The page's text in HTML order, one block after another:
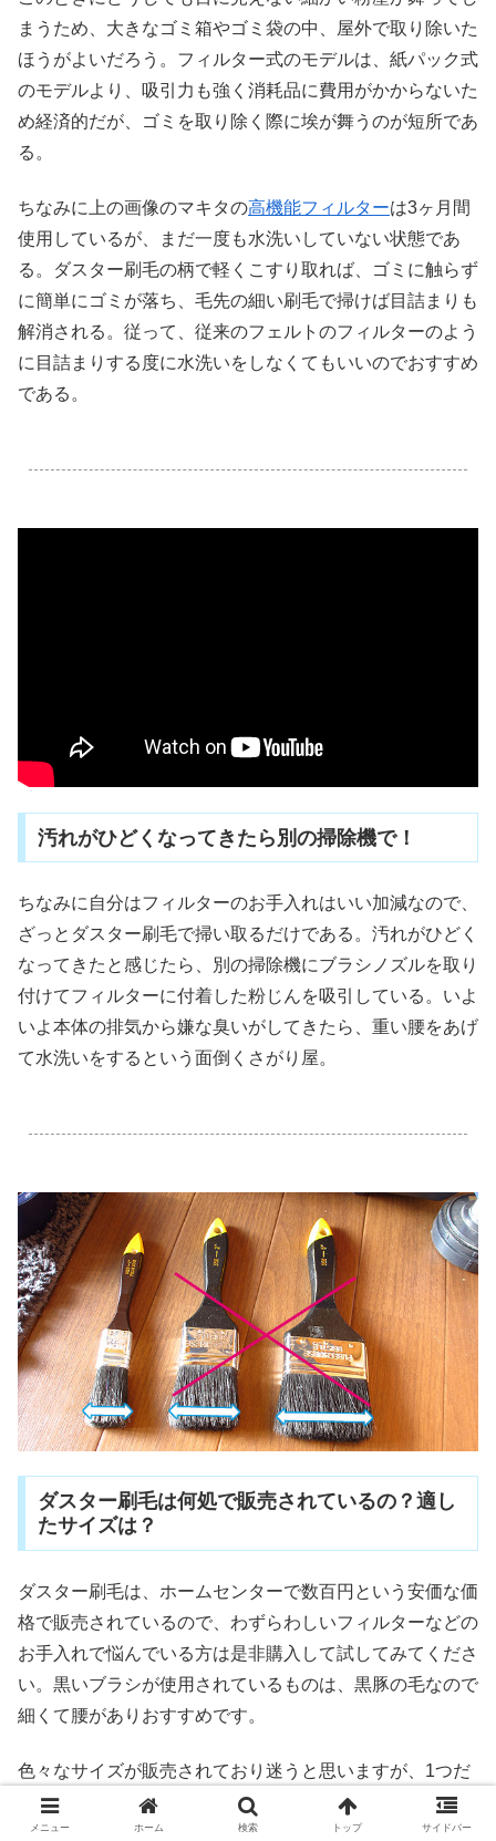
まうため、大きなゴミ箱やゴミ袋の中、屋外で取り除いた
ほうがよいだろう。フィルター式のモデルは、紙パック式
のモデルより、吸引力も強く消耗品に費用がかからないた
め経済的だが、ゴミを取り除く際に埃が舞うのが短所であ
る。
ちなみに上の画像のマキタの高機能フィルターは3ヶ月間
使用しているが、まだ一度も水洗いしていない状態であ
る。ダスター刷毛の柄で軽くこすり取れば、ゴミに触らず
に簡単にゴミが落ち、毛先の細い刷毛で掃けば目詰まりも
解消される。従って、従来のフェルトのフィルターのよう
に目詰まりする度に水洗いをしなくてもいいのでおすすめ
である。
汚れがひどくなってきたら別の掃除機で！
ちなみに自分はフィルターのお手入れはいい加減なので、
ざっとダスター刷毛で掃い取るだけである。汚れがひどく
なってきたと感じたら、別の掃除機にブラシノズルを取り
付けてフィルターに付着した粉じんを吸引している。いよ
いよ本体の排気から嫌な臭いがしてきたら、重い腰をあげ
て水洗いをするという面倒くさがり屋。
ダスター刷毛は何処で販売されているの？適し
たサイズは？
ダスター刷毛は、ホームセンターで数百円という安価な価
格で販売されているので、わずらわしいフィルターなどの
お手入れで悩んでいる方は是非購入して試してみてくださ
い。黒いブラシが使用されているものは、黒豚の毛なので
細くて腰がありおすすめです。
色々なサイズが販売されており迷うと思いますが、1つだ
け購入するのであれば、刷毛の幅が1～1.5イン
(2.54~3.81cm)のサイズのものがおすすめです。逆に写真
メニュー ホーム 検索 トップ サイドバー